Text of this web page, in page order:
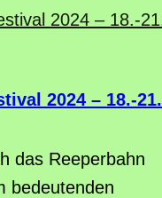
2024 – 18.-21.
das Reeperbahn
bedeutenden